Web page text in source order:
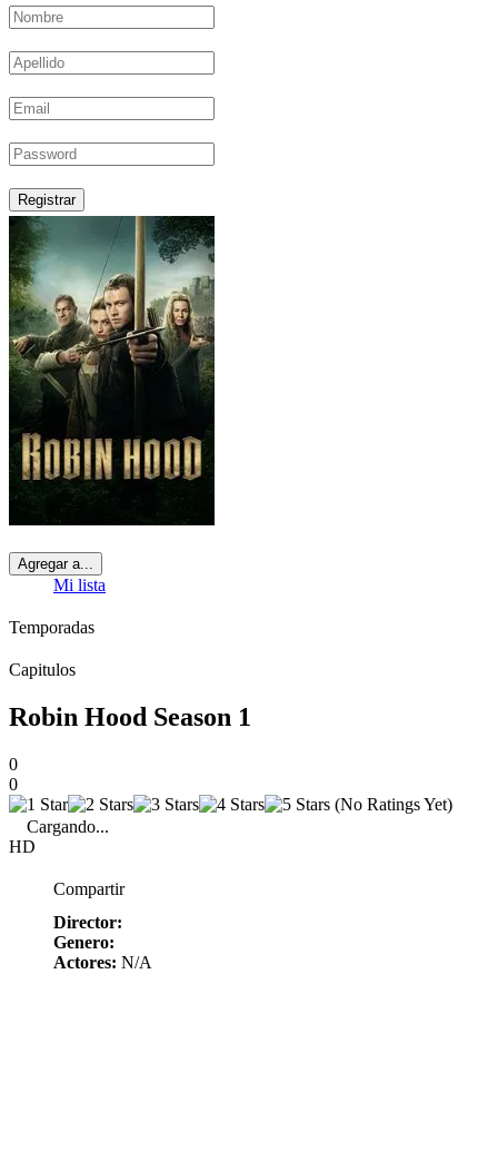
Registrar
Agregar a...
Mi lista
Temporadas
Capitulos
Robin Hood Season 1
0
0
(No Ratings Yet)
Cargando...
HD
Compartir
Director:
Genero:
Actores: N/A